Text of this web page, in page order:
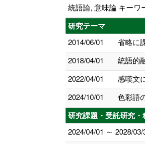
統語論, 意味論 キーワ
研究テーマ
2014/06/01
省略に
2018/04/01
統語的
2022/04/01
感嘆文
2024/10/01
色彩語
研究課題・受託研究・
2024/04/01 ～ 2028/03/